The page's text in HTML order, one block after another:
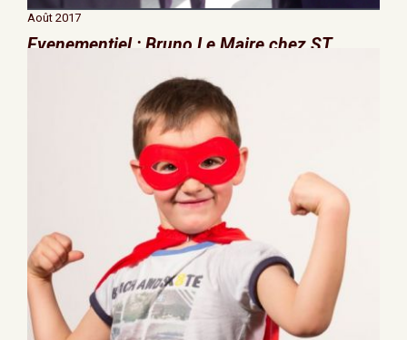
Août 2017
Evenementiel : Bruno Le Maire chez ST